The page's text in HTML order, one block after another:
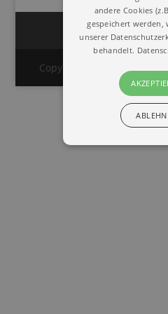
Impressum
Copyright © 2020 | Union
andere Cookies
gespeichert werden,
unserer
behandelt.